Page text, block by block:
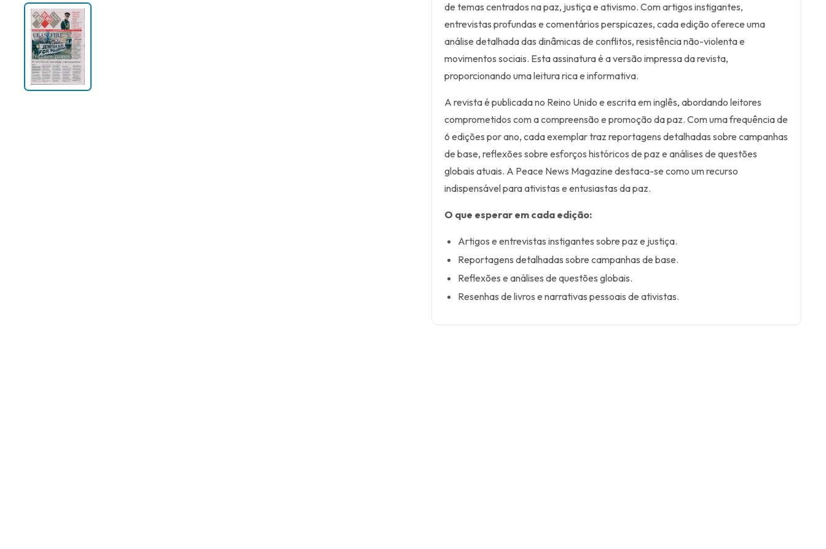
de temas centrados na paz, justiça e ativismo. Com artigos instigantes,
entrevistas profundas e comentários perspicazes, cada edição oferece uma
análise detalhada das dinâmicas de conflitos, resistência não-violenta e
movimentos sociais. Esta assinatura é a versão impressa da revista,
proporcionando uma leitura rica e informativa.
A revista é publicada no Reino Unido e escrita em inglês, abordando leitores
comprometidos com a compreensão e promoção da paz. Com uma frequência de
6 edições por ano, cada exemplar traz reportagens detalhadas sobre campanhas
de base, reflexões sobre esforços históricos de paz e análises de questões
globais atuais. A Peace News Magazine destaca-se como um recurso
indispensável para ativistas e entusiastas da paz.
O que esperar em cada edição:
Artigos e entrevistas instigantes sobre paz e justiça.
Reportagens detalhadas sobre campanhas de base.
Reflexões e análises de questões globais.
Resenhas de livros e narrativas pessoais de ativistas.